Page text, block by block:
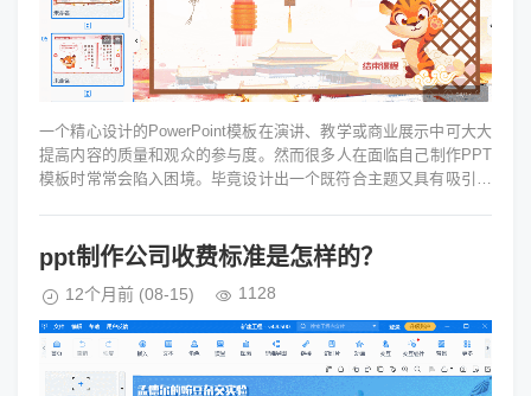
一个精心设计的PowerPoint模板在演讲、教学或商业展示中可大大
提高内容的质量和观众的参与度。然而很多人在面临自己制作PPT
模板时常常会陷入困境。毕竟设计出一个既符合主题又具有吸引力
ppt制作公司收费标准是怎样的？
12个月前 (08-15) 1128